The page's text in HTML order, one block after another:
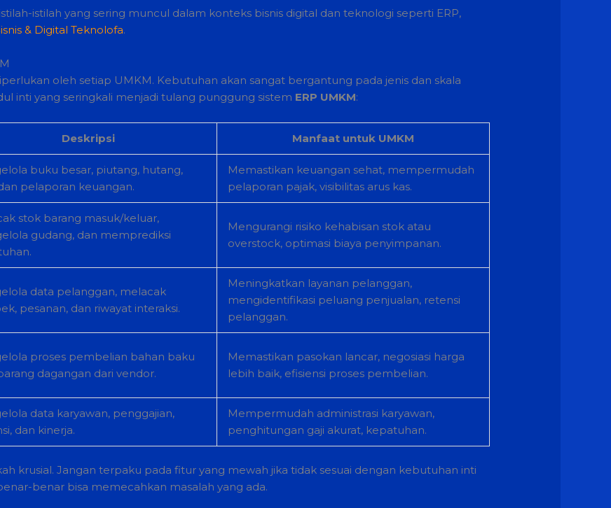
istilah yang sering muncul dalam konteks bisnis digital dan teknologi seperti ERP,
& Digital Teknolofa.
oleh setiap UMKM. Kebutuhan akan sangat bergantung pada jenis dan skala
inti yang seringkali menjadi tulang punggung sistem ERP UMKM:
Deskripsi Manfaat untuk UMKM
buku besar, piutang, hutang,
pelaporan keuangan.
Memastikan keuangan sehat, mempermudah
pelaporan pajak, visibilitas arus kas.
stok barang masuk/keluar,
gudang, dan memprediksi
Mengurangi risiko kehabisan stok atau
overstock, optimasi biaya penyimpanan.
data pelanggan, melacak
pesanan, dan riwayat interaksi.
Meningkatkan layanan pelanggan,
mengidentifikasi peluang penjualan, retensi
pelanggan.
proses pembelian bahan baku
dagangan dari vendor.
Memastikan pasokan lancar, negosiasi harga
lebih baik, efisiensi proses pembelian.
data karyawan, penggajian,
dan kinerja.
Mempermudah administrasi karyawan,
penghitungan gaji akurat, kepatuhan.
krusial. Jangan terpaku pada fitur yang mewah jika tidak sesuai dengan kebutuhan inti
benar bisa memecahkan masalah yang ada.